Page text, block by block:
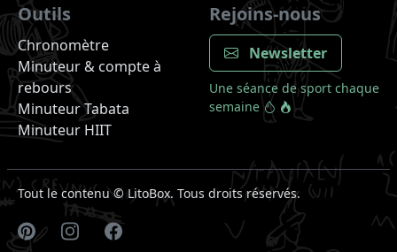
Outils
Chronomètre
Minuteur & compte à
rebours
Minuteur Tabata
Minuteur HIIT
Rejoins-nous
Newsletter
Une séance de sport chaque
semaine
Tout le contenu ©LitoBox. Tous droits réservés.